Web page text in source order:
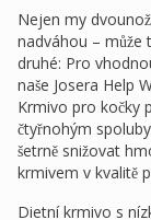
Nejen my
nadváhou – může
druhé: Pro
naše Josera Help
Krmivo pro kočky
čtyřnohým
šetrně snižovat
krmivem v kvalitě
Dietní krmivo s